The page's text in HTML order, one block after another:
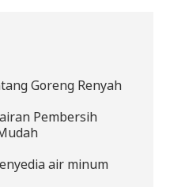
Goreng Renyah
Pembersih
air minum